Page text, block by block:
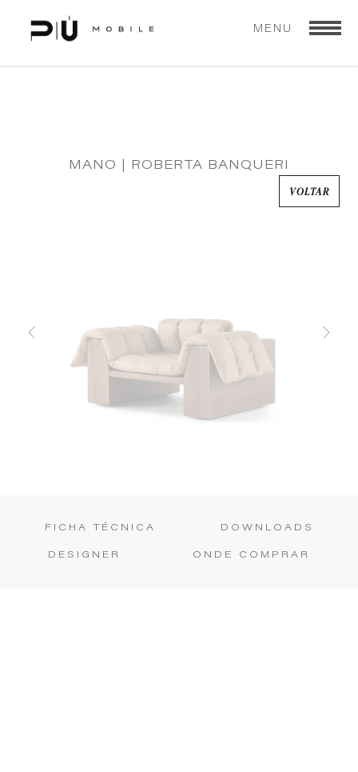
MENU
MANO | ROBERTA BANQUERI
VOLTAR
FICHA TÉCNICA DOWNLOADS
DESIGNER ONDE COMPRAR